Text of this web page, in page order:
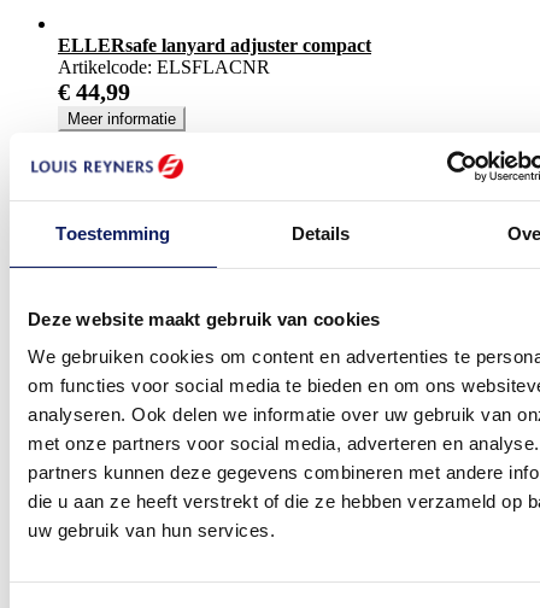
Toestemming Details
Deze website maakt gebruik van cookies
We gebruiken cookies om content en advertenties te
om functies voor social media te bieden en om ons
analyseren. Ook delen we informatie over uw gebruik van
met onze partners voor social media, adverteren en
partners kunnen deze gegevens combineren met andere
die u aan ze heeft verstrekt of die ze hebben verzameld op
uw gebruik van hun services.
ELLERsafe lanyard adjuster compact
Artikelcode: ELSFLACNR
€ 44,99
Meer informatie
ELLERsafe LAR verstelbare positioneerlijn; EASY